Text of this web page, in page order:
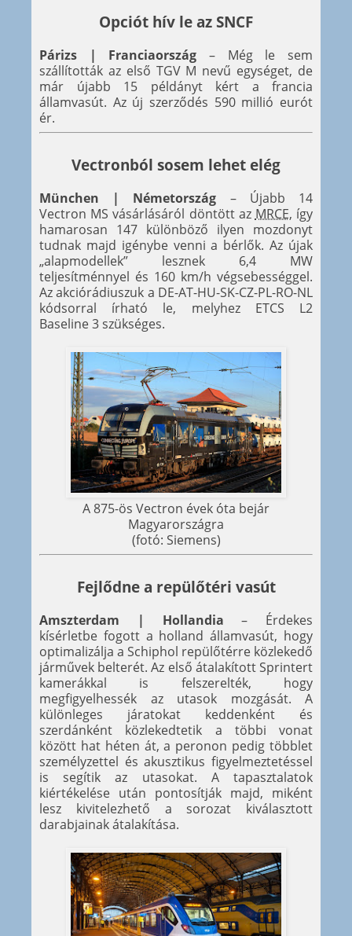
Opciót hív le az SNCF
Párizs | Franciaország – Még le sem
szállították az első TGV M nevű egységet, de
már újabb 15 példányt kért a francia
államvasút. Az új szerződés 590 millió eurót
ér.
Vectronból sosem lehet elég
München | Németország – Újabb 14
Vectron MS vásárlásáról döntött az MRCE, így
hamarosan 147 különböző ilyen mozdonyt
tudnak majd igénybe venni a bérlők. Az újak
„alapmodellek” lesznek 6,4 MW
teljesítménnyel és 160 km/h végsebességgel.
Az akciórádiuszuk a DE-AT-HU-SK-CZ-PL-RO-NL
kódsorral írható le, melyhez ETCS L2
Baseline 3 szükséges.
A 875-ös Vectron évek óta bejár
Magyarországra
(fotó: Siemens)
Fejlődne a repülőtéri vasút
Amszterdam | Hollandia – Érdekes
kísérletbe fogott a holland államvasút, hogy
optimalizálja a Schiphol repülőtérre közlekedő
járművek belterét. Az első átalakított Sprintert
kamerákkal is felszerelték, hogy
megfigyelhessék az utasok mozgását. A
különleges járatokat keddenként és
szerdánként közlekedtetik a többi vonat
között hat héten át, a peronon pedig többlet
személyzettel és akusztikus figyelmeztetéssel
is segítik az utasokat. A tapasztalatok
kiértékelése után pontosítják majd, miként
lesz kivitelezhető a sorozat kiválasztott
darabjainak átalakítása.